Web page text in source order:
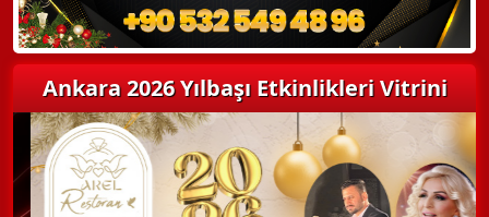
Ankara 2026 Yılbaşı Etkinlikleri Vitrini